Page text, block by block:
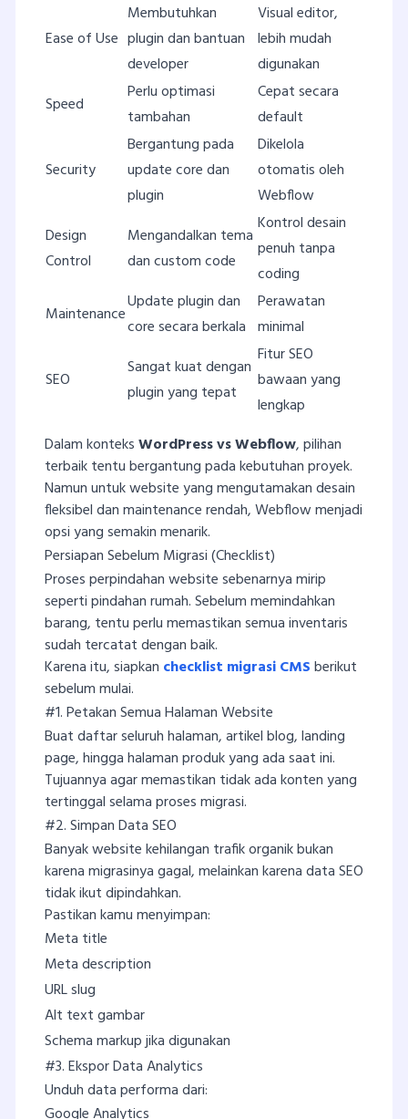
Ease of Use
Membutuhkan
plugin dan bantuan
developer
Visual editor,
lebih mudah
digunakan
Speed
Perlu optimasi
tambahan
Cepat secara
default
Security
Bergantung pada
update core dan
plugin
Dikelola
otomatis oleh
Webflow
Design
Control
Mengandalkan tema
dan custom code
Kontrol desain
penuh tanpa
coding
Maintenance
Update plugin dan
core secara berkala
Perawatan
minimal
SEO
Sangat kuat dengan
plugin yang tepat
Fitur SEO
bawaan yang
lengkap
Dalam konteksWordPress vs Webflow, pilihan
terbaik tentu bergantung pada kebutuhan proyek.
Namun untuk website yang mengutamakan desain
fleksibel dan maintenance rendah, Webflow menjadi
opsi yang semakin menarik.
Persiapan Sebelum Migrasi (Checklist)
Proses perpindahan website sebenarnya mirip
seperti pindahan rumah. Sebelum memindahkan
barang, tentu perlu memastikan semua inventaris
sudah tercatat dengan baik.
Karena itu, siapkan checklist migrasi CMSberikut
sebelum mulai.
#1. Petakan Semua Halaman Website
Buat daftar seluruh halaman, artikel blog, landing
page, hingga halaman produk yang ada saat ini.
Tujuannya agar memastikan tidak ada konten yang
tertinggal selama proses migrasi.
#2. Simpan Data SEO
Banyak website kehilangan trafik organik bukan
karena migrasinya gagal, melainkan karena data SEO
tidak ikut dipindahkan.
Pastikan kamu menyimpan:
Meta title
Meta description
URL slug
Alt text gambar
Schema markup jika digunakan
#3. Ekspor Data Analytics
Unduh data performa dari: